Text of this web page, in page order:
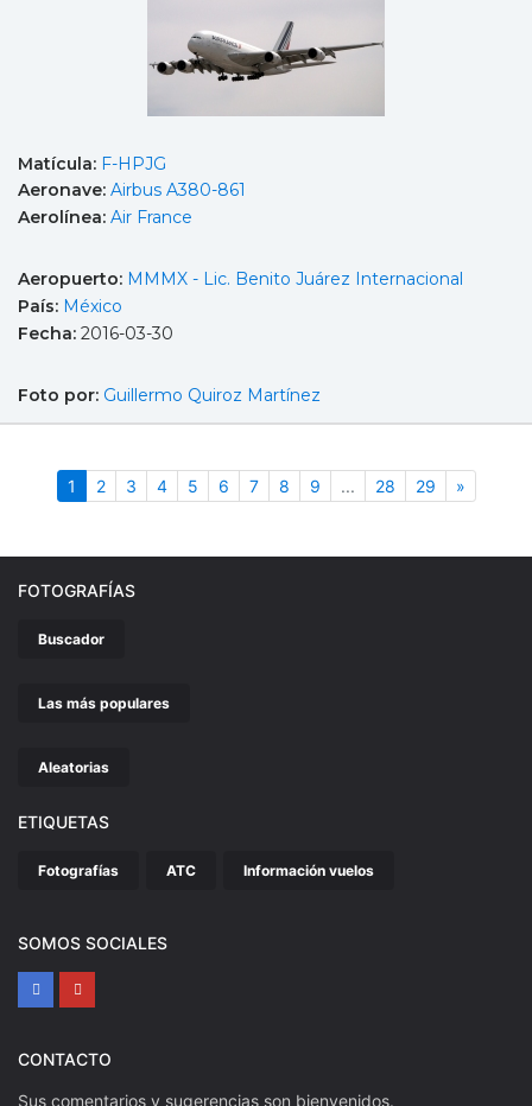
Matícula: F-HPJG
Aeronave: Airbus A380-861
Aerolínea: Air France
Aeropuerto: MMMX - Lic. Benito Juárez Internacional
País: México
Fecha: 2016-03-30
Foto por: Guillermo Quiroz Martínez
1 (actual)
2 3 4 5 6 7 8 9 ... 28 29 »
FOTOGRAFÍAS
Buscador
Las más populares
Aleatorias
ETIQUETAS
Fotografías ATC Información vuelos
SOMOS SOCIALES
CONTACTO
Sus comentarios y sugerencias son bienvenidos.